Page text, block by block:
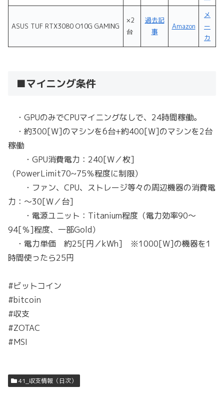
ASUS TUF RTX3080 O10G GAMING
×2
台
過去記
事
Amazon
メ
ー
カ
■マイニング条件
・GPUのみでCPUマイニングなしで、24時間稼働。
・約300[W]のマシンを6台+約400[W]のマシンを2台
稼働
・GPU消費電力：240[W／枚]
（PowerLimit70~75％程度に制限）
・ファン、CPU、ストレージ等々の周辺機器の消費電
力：～30[W／台]
・電源ユニット：Titanium程度（電力効率90～
94[％]程度、一部Gold）
・電力単価 約25[円／kWh] ※1000[W]の機器を1
時間使ったら25円
#ビットコイン
#bitcoin
#収支
#ZOTAC
#MSI
41_収支情報（日次）